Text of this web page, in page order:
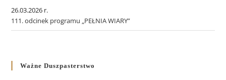
26.03.2026 r.
111. odcinek programu „PEŁNIA WIARY”
Ważne Duszpasterstwo